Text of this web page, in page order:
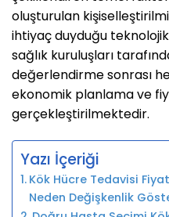
oluşturulan
ihtiyaç duyduğu
sağlık kuruluşları
değerlendirme sonrası
ekonomik planlama ve
gerçekleştirilmektedir.
Yazı İçeriği
Kök Hücre Tedavisi
Neden Değişkenlik